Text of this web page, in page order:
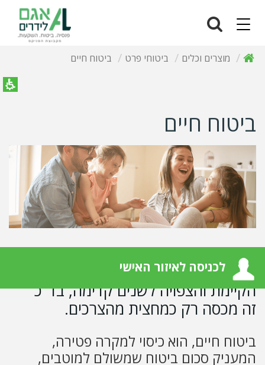
Navigation
לכניסה לאיזור האישי
מוצרים וכלים ביטוחי פרט ביטוח חיים
ביטוח חיים
סכום של מיליון שקל נשמע לכם הרבה?
כשבוחנים את הצרכים, את ההכנסה
הקיימת והצפויה לשנים קדימה, בד"כ
זה מכסה רק כמחצית מהצרכים.
ביטוח חיים, הוא כיסוי למקרה פטירה,
המעניק סכום ביטוח שמשולם למוטבים,